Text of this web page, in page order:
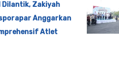
Dilantik, Zakiyah
Anggarkan
Atlet